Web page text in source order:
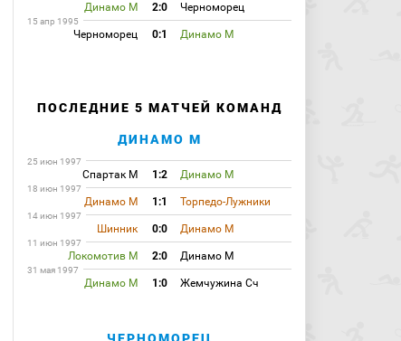
Динамо М 2:0 Черноморец
15 апр 1995
Черноморец 0:1 Динамо М
ПОСЛЕДНИЕ 5 МАТЧЕЙ КОМАНД
ДИНАМО М
25 июн 1997
Спартак М 1:2 Динамо М
18 июн 1997
Динамо М 1:1 Торпедо-Лужники
14 июн 1997
Шинник 0:0 Динамо М
11 июн 1997
Локомотив М 2:0 Динамо М
31 мая 1997
Динамо М 1:0 Жемчужина Сч